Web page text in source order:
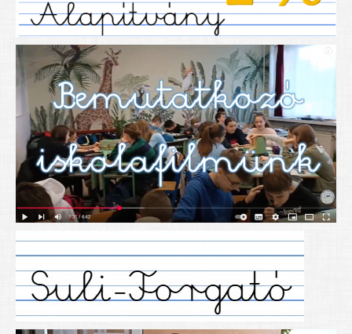
TÁMOP
TIOP
Határtalanul
Névadónk
UNESCO Társult Iskola
Sportversenyek
Tanulmányi versenyek
Alapítványunk
Nyitva tartás
SZÜLŐKNEK